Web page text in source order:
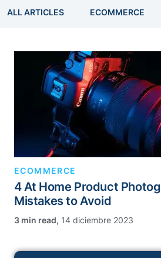
ALL ARTICLES ECOMMERCE
ECOMMERCE
4 At Home Product
Mistakes to Avoid
, 14 diciembre 2023